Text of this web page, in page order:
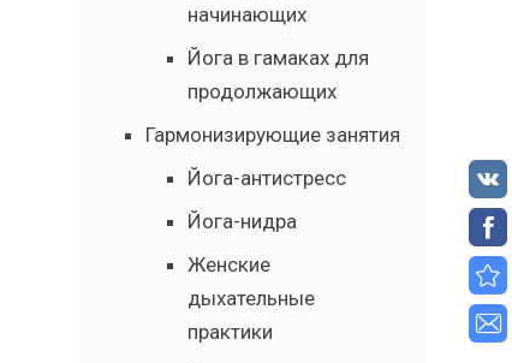
начинающих
Йога в гамаках для
продолжающих
Гармонизирующие занятия
Йога-антистресс
Йога-нидра
Женские
дыхательные
практики